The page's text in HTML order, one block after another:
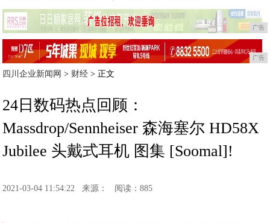
广告
广告
四川企业新闻网 > 财经 > 正文
24日数码热点回顾：
Massdrop/Sennheiser 森海塞尔 HD58X
Jubilee 头戴式耳机 图集 [Soomal]!
2021-03-04 11:54:22 来源： 阅读：885